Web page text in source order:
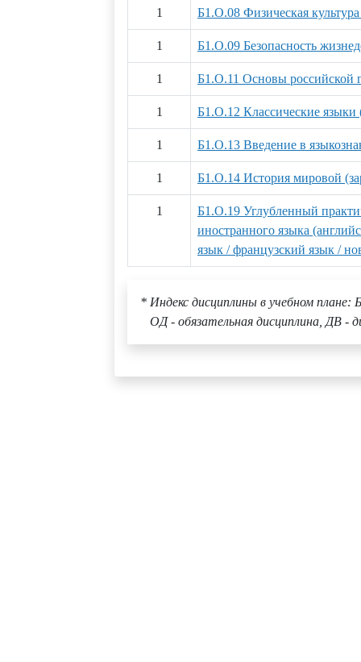
1 Б1.О.08 Физическая
1 Б1.О.09 Безопасность
1 Б1.О.11 Основы российской
1 Б1.О.12 Классические языки
1 Б1.О.13 Введение в
1 Б1.О.14 История мировой
1
Б1.О.19 Углубленный
иностранного языка
язык / французский язык /
* Индекс дисциплины в учебном плане:
ОД - обязательная дисциплина, ДВ -